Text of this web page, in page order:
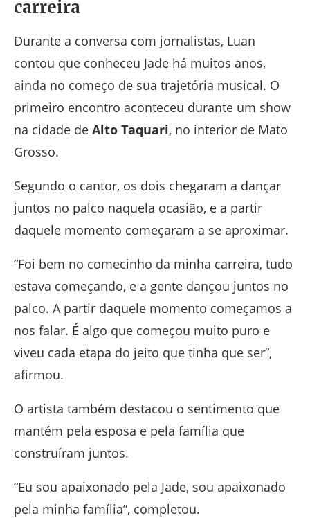
carreira
Durante a conversa com jornalistas, Luan
contou que conheceu Jade há muitos anos,
ainda no começo de sua trajetória musical. O
primeiro encontro aconteceu durante um show
na cidade de Alto Taquari, no interior de Mato
Grosso.
Segundo o cantor, os dois chegaram a dançar
juntos no palco naquela ocasião, e a partir
daquele momento começaram a se aproximar.
“Foi bem no comecinho da minha carreira, tudo
estava começando, e a gente dançou juntos no
palco. A partir daquele momento começamos a
nos falar. É algo que começou muito puro e
viveu cada etapa do jeito que tinha que ser”,
afirmou.
O artista também destacou o sentimento que
mantém pela esposa e pela família que
construíram juntos.
“Eu sou apaixonado pela Jade, sou apaixonado
pela minha família”, completou.